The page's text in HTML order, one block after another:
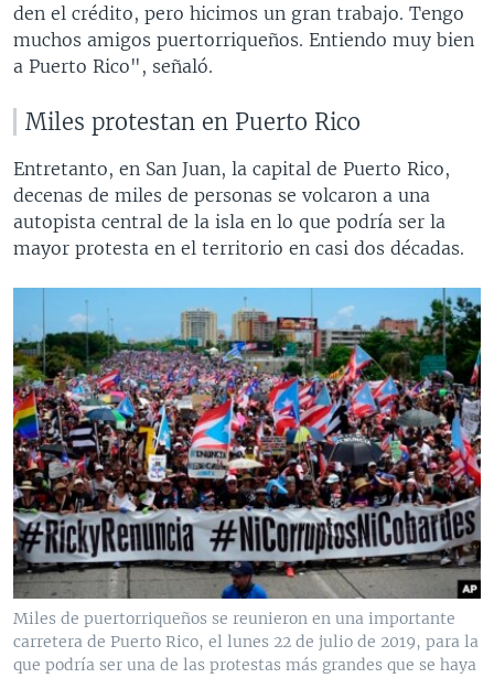
den el crédito, pero hicimos un gran trabajo. Tengo
muchos amigos puertorriqueños. Entiendo muy bien
a Puerto Rico", señaló.
Miles protestan en Puerto Rico
Entretanto, en San Juan, la capital de Puerto Rico,
decenas de miles de personas se volcaron a una
autopista central de la isla en lo que podría ser la
mayor protesta en el territorio en casi dos décadas.
Miles de puertorriqueños se reunieron en una importante
carretera de Puerto Rico, el lunes 22 de julio de 2019, para la
que podría ser una de las protestas más grandes que se haya